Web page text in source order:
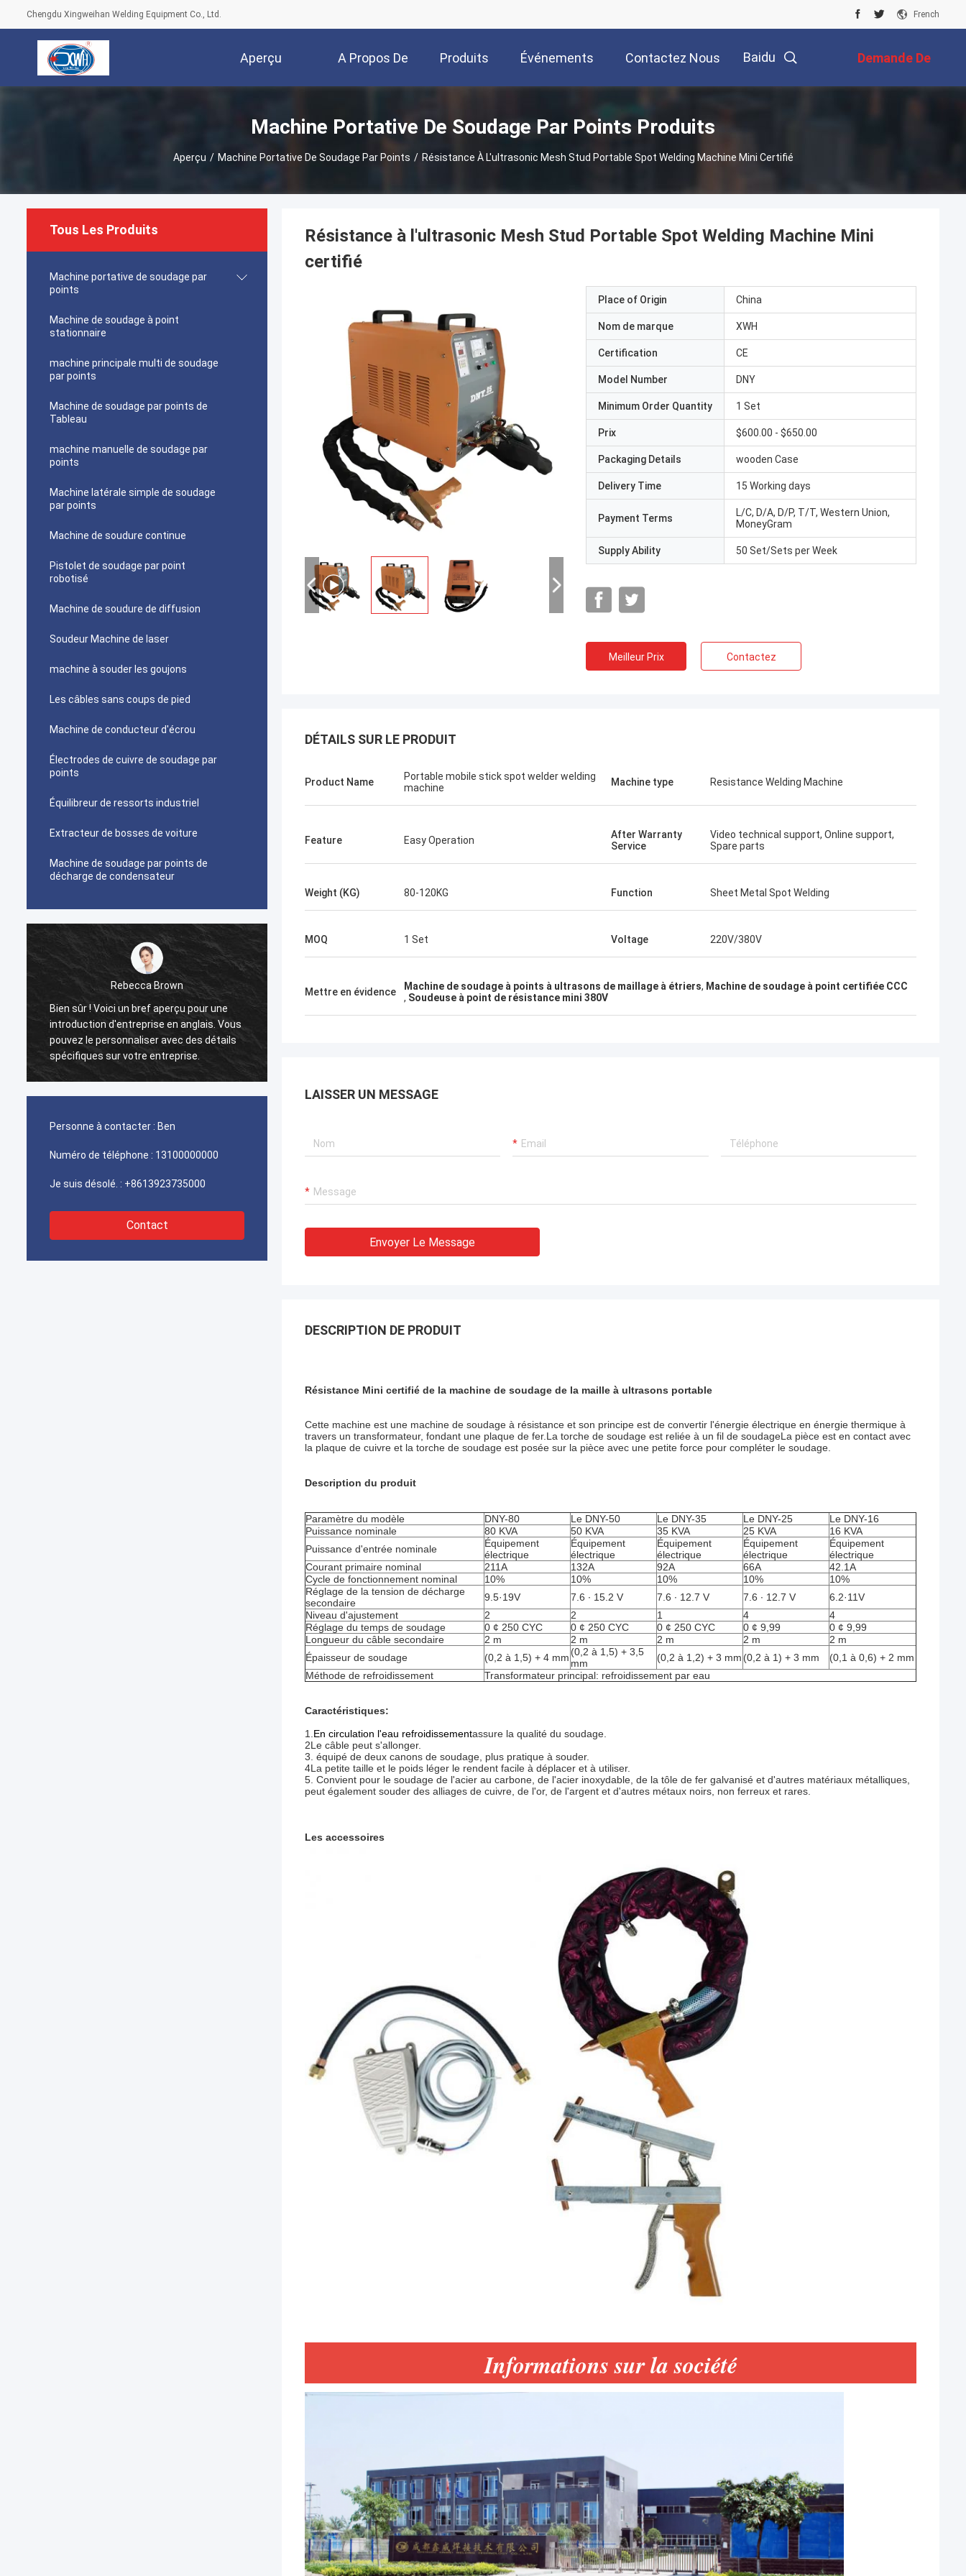
Chengdu Xingweihan Welding Equipment Co., Ltd. French
Aperçu A Propos De
Nous
Produits Événements Contactez Nous Baidu Demande De
Soumission
Machine Portative De Soudage Par Points Produits
Aperçu / Machine Portative De Soudage Par Points / Résistance À L'ultrasonic Mesh Stud Portable Spot Welding Machine Mini Certifié
Tous Les Produits
Machine portative de soudage par
points
Machine de soudage à point
stationnaire
machine principale multi de soudage
par points
Machine de soudage par points de
Tableau
machine manuelle de soudage par
points
Machine latérale simple de soudage
par points
Machine de soudure continue
Pistolet de soudage par point
robotisé
Machine de soudure de diffusion
Soudeur Machine de laser
machine à souder les goujons
Les câbles sans coups de pied
Machine de conducteur d'écrou
Électrodes de cuivre de soudage par
points
Équilibreur de ressorts industriel
Extracteur de bosses de voiture
Machine de soudage par points de
décharge de condensateur
Rebecca Brown
Bien sûr ! Voici un bref aperçu pour une
introduction d'entreprise en anglais. Vous
pouvez le personnaliser avec des détails
spécifiques sur votre entreprise.
Kris Czurczak de Pologne
N'hésitez pas à élargir chaque section
Personne à contacter : Ben
Numéro de téléphone : 13100000000
Je suis désolé. : +8613923735000
Contact
Résistance à l'ultrasonic Mesh Stud Portable Spot Welding Machine Mini
certifié
Place of Origin China
Nom de marque XWH
Certification CE
Model Number DNY
Minimum Order Quantity 1 Set
Prix $600.00 - $650.00
Packaging Details wooden Case
Delivery Time 15 Working days
Payment Terms
L/C, D/A, D/P, T/T, Western Union,
MoneyGram
Supply Ability 50 Set/Sets per Week
Meilleur Prix Contactez
DÉTAILS SUR LE PRODUIT
Product Name
Portable mobile stick spot welder welding
machine
Machine type Resistance Welding Machine
Feature Easy Operation
After Warranty
Service
Video technical support, Online support,
Spare parts
Weight (KG) 80-120KG Function Sheet Metal Spot Welding
MOQ 1 Set Voltage 220V/380V
Mettre en évidence Machine de soudage à points à ultrasons de maillage à étriers, Machine de soudage à point certifiée CCC
, Soudeuse à point de résistance mini 380V
LAISSER UN MESSAGE
Envoyer Le Message
DESCRIPTION DE PRODUIT
Résistance Mini certifié de la machine de soudage de la maille à ultrasons portable
Cette machine est une machine de soudage à résistance et son principe est de convertir l'énergie électrique en énergie thermique à
travers un transformateur, fondant une plaque de fer.La torche de soudage est reliée à un fil de soudageLa pièce est en contact avec
la plaque de cuivre et la torche de soudage est posée sur la pièce avec une petite force pour compléter le soudage.
Description du produit
Paramètre du modèle DNY-80 Le DNY-50 Le DNY-35 Le DNY-25
Le DNY-16
Puissance nominale
80 KVA 50 KVA 35 KVA 25 KVA
16 KVA
Puissance d'entrée nominale
Équipement
électrique
Équipement
électrique
Équipement
électrique
Équipement
électrique
Équipement
électrique
Courant primaire nominal
211A 132A 92A 66A
42.1A
Cycle de fonctionnement nominal
10% 10% 10% 10%
10%
Réglage de la tension de décharge
secondaire
9.5·19V 7.6 ∙ 15.2 V 7.6 ∙ 12.7 V 7.6 ∙ 12.7 V
6.2·11V
Niveau d'ajustement
2 2 1 4
4
Réglage du temps de soudage
0 ¢ 250 CYC 0 ¢ 250 CYC 0 ¢ 250 CYC 0 ¢ 9,99
0 ¢ 9,99
Longueur du câble secondaire
2 m 2 m 2 m 2 m
2 m
Épaisseur de soudage
(0,2 à 1,5) + 4 mm (0,2 à 1,5) + 3,5
mm
(0,2 à 1,2) + 3 mm (0,2 à 1) + 3 mm
(0,1 à 0,6) + 2 mm
Méthode de refroidissement
Transformateur principal: refroidissement par eau
Caractéristiques:
1. En circulation l'eau refroidissementassure la qualité du soudage.
2Le câble peut s'allonger.
3. équipé de deux canons de soudage, plus pratique à souder.
4La petite taille et le poids léger le rendent facile à déplacer et à utiliser.
5. Convient pour le soudage de l'acier au carbone, de l'acier inoxydable, de la tôle de fer galvanisé et d'autres matériaux métalliques,
peut également souder des alliages de cuivre, de l'or, de l'argent et d'autres métaux noirs, non ferreux et rares.
Les accessoires
Informations sur la société